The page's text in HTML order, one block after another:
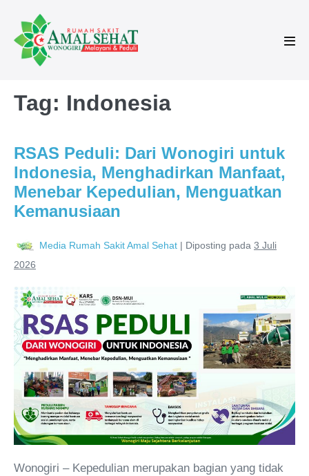
Tag: Indonesia
RSAS Peduli: Dari Wonogiri untuk
Indonesia, Menghadirkan Manfaat,
Menebar Kepedulian, Menguatkan
Kemanusiaan
Media Rumah Sakit Amal Sehat | Diposting pada 3 Juli
2026
Wonogiri – Kepedulian merupakan bagian yang tidak